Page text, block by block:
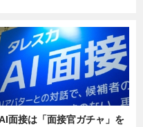
面接は「面接官ガチャ」を